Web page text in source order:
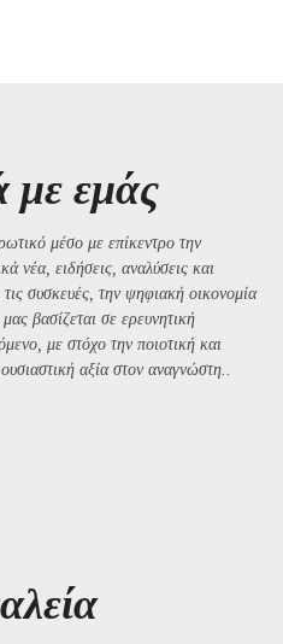
με εμάς
μέσο με επίκεντρο την
νέα, ειδήσεις, αναλύσεις και
συσκευές, την ψηφιακή οικονομία
βασίζεται σε ερευνητική
με στόχο την ποιοτική και
αξία στον αναγνώστη..